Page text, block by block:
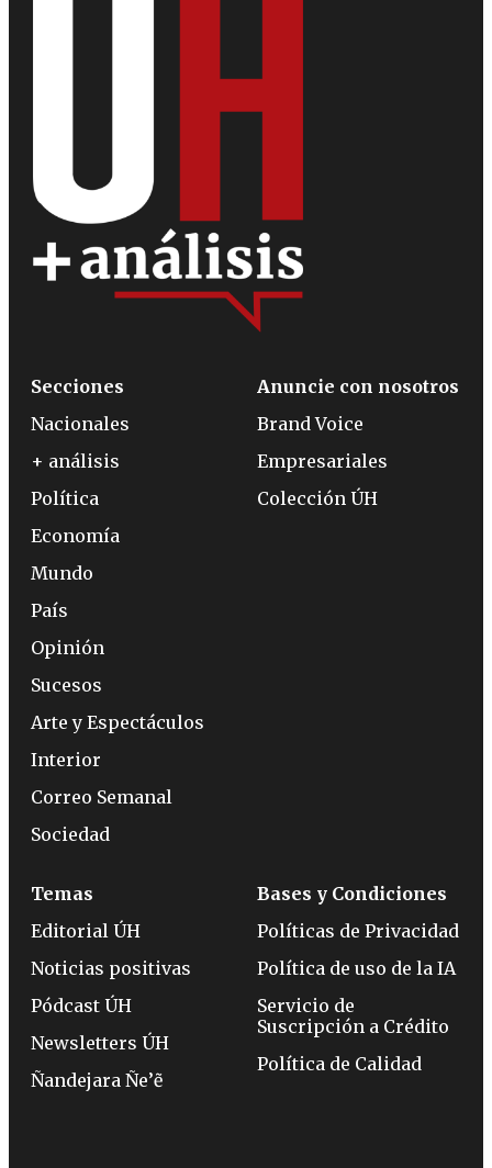
Secciones
Nacionales
+ análisis
Política
Economía
Mundo
País
Opinión
Sucesos
Arte y Espectáculos
Interior
Correo Semanal
Sociedad
Anuncie con nosotros
Brand Voice
Empresariales
Colección ÚH
Temas
Editorial ÚH
Noticias positivas
Pódcast ÚH
Newsletters ÚH
Ñandejara Ñe’ẽ
Bases y Condiciones
Políticas de Privacidad
Política de uso de la IA
Servicio de
Suscripción a Crédito
Política de Calidad